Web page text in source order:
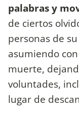
palabras y
de ciertos
personas de
asumiendo
muerte,
voluntades,
lugar de